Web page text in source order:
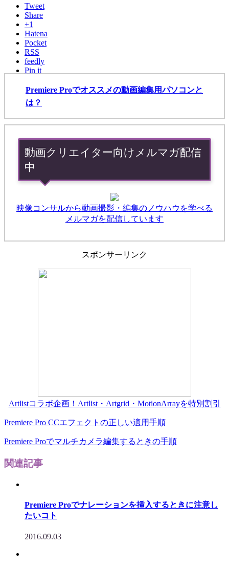
Tweet
Share
+1
Hatena
Pocket
RSS
feedly
Pin it
Premiere Proでオススメの動画編集用パソコンと
は？
動画クリエイター向けメルマガ配信
中
映像コンサルから動画撮影・編集のノウハウを学べる
メルマガを配信しています
スポンサーリンク
Artlistコラボ企画！Artlist・Artgrid・MotionArrayを特別割引
Premiere Pro CCエフェクトの正しい適用手順
Premiere Proでマルチカメラ編集するときの手順
関連記事
Premiere Proでナレーションを挿入するときに注意し
たいコト
2016.09.03